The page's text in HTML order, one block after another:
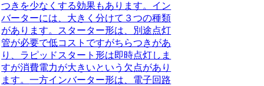
つきを少なくする効果もあります。イン
バーターには、大きく分けて３つの種類
があります。
スターター形は、別途点灯
管が必要で低コストですがちらつきがあ
り、ラピッドスタート形は即時点灯しま
すが消費電力が大きいという欠点があり
ます。一方インバーター形は、電子回路